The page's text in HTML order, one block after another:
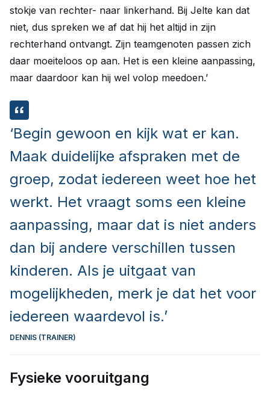
stokje van rechter- naar linkerhand. Bij Jelte kan dat
niet, dus spreken we af dat hij het altijd in zijn
rechterhand ontvangt. Zijn teamgenoten passen zich
daar moeiteloos op aan. Het is een kleine aanpassing,
maar daardoor kan hij wel volop meedoen.’
‘Begin gewoon en kijk wat er kan.
Maak duidelijke afspraken met de
groep, zodat iedereen weet hoe het
werkt. Het vraagt soms een kleine
aanpassing, maar dat is niet anders
dan bij andere verschillen tussen
kinderen. Als je uitgaat van
mogelijkheden, merk je dat het voor
iedereen waardevol is.’
DENNIS (TRAINER)
Fysieke vooruitgang